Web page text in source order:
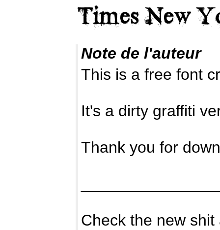
Note de l'auteur
This is a free font
It's a dirty graffiti
Thank you for
Check the new